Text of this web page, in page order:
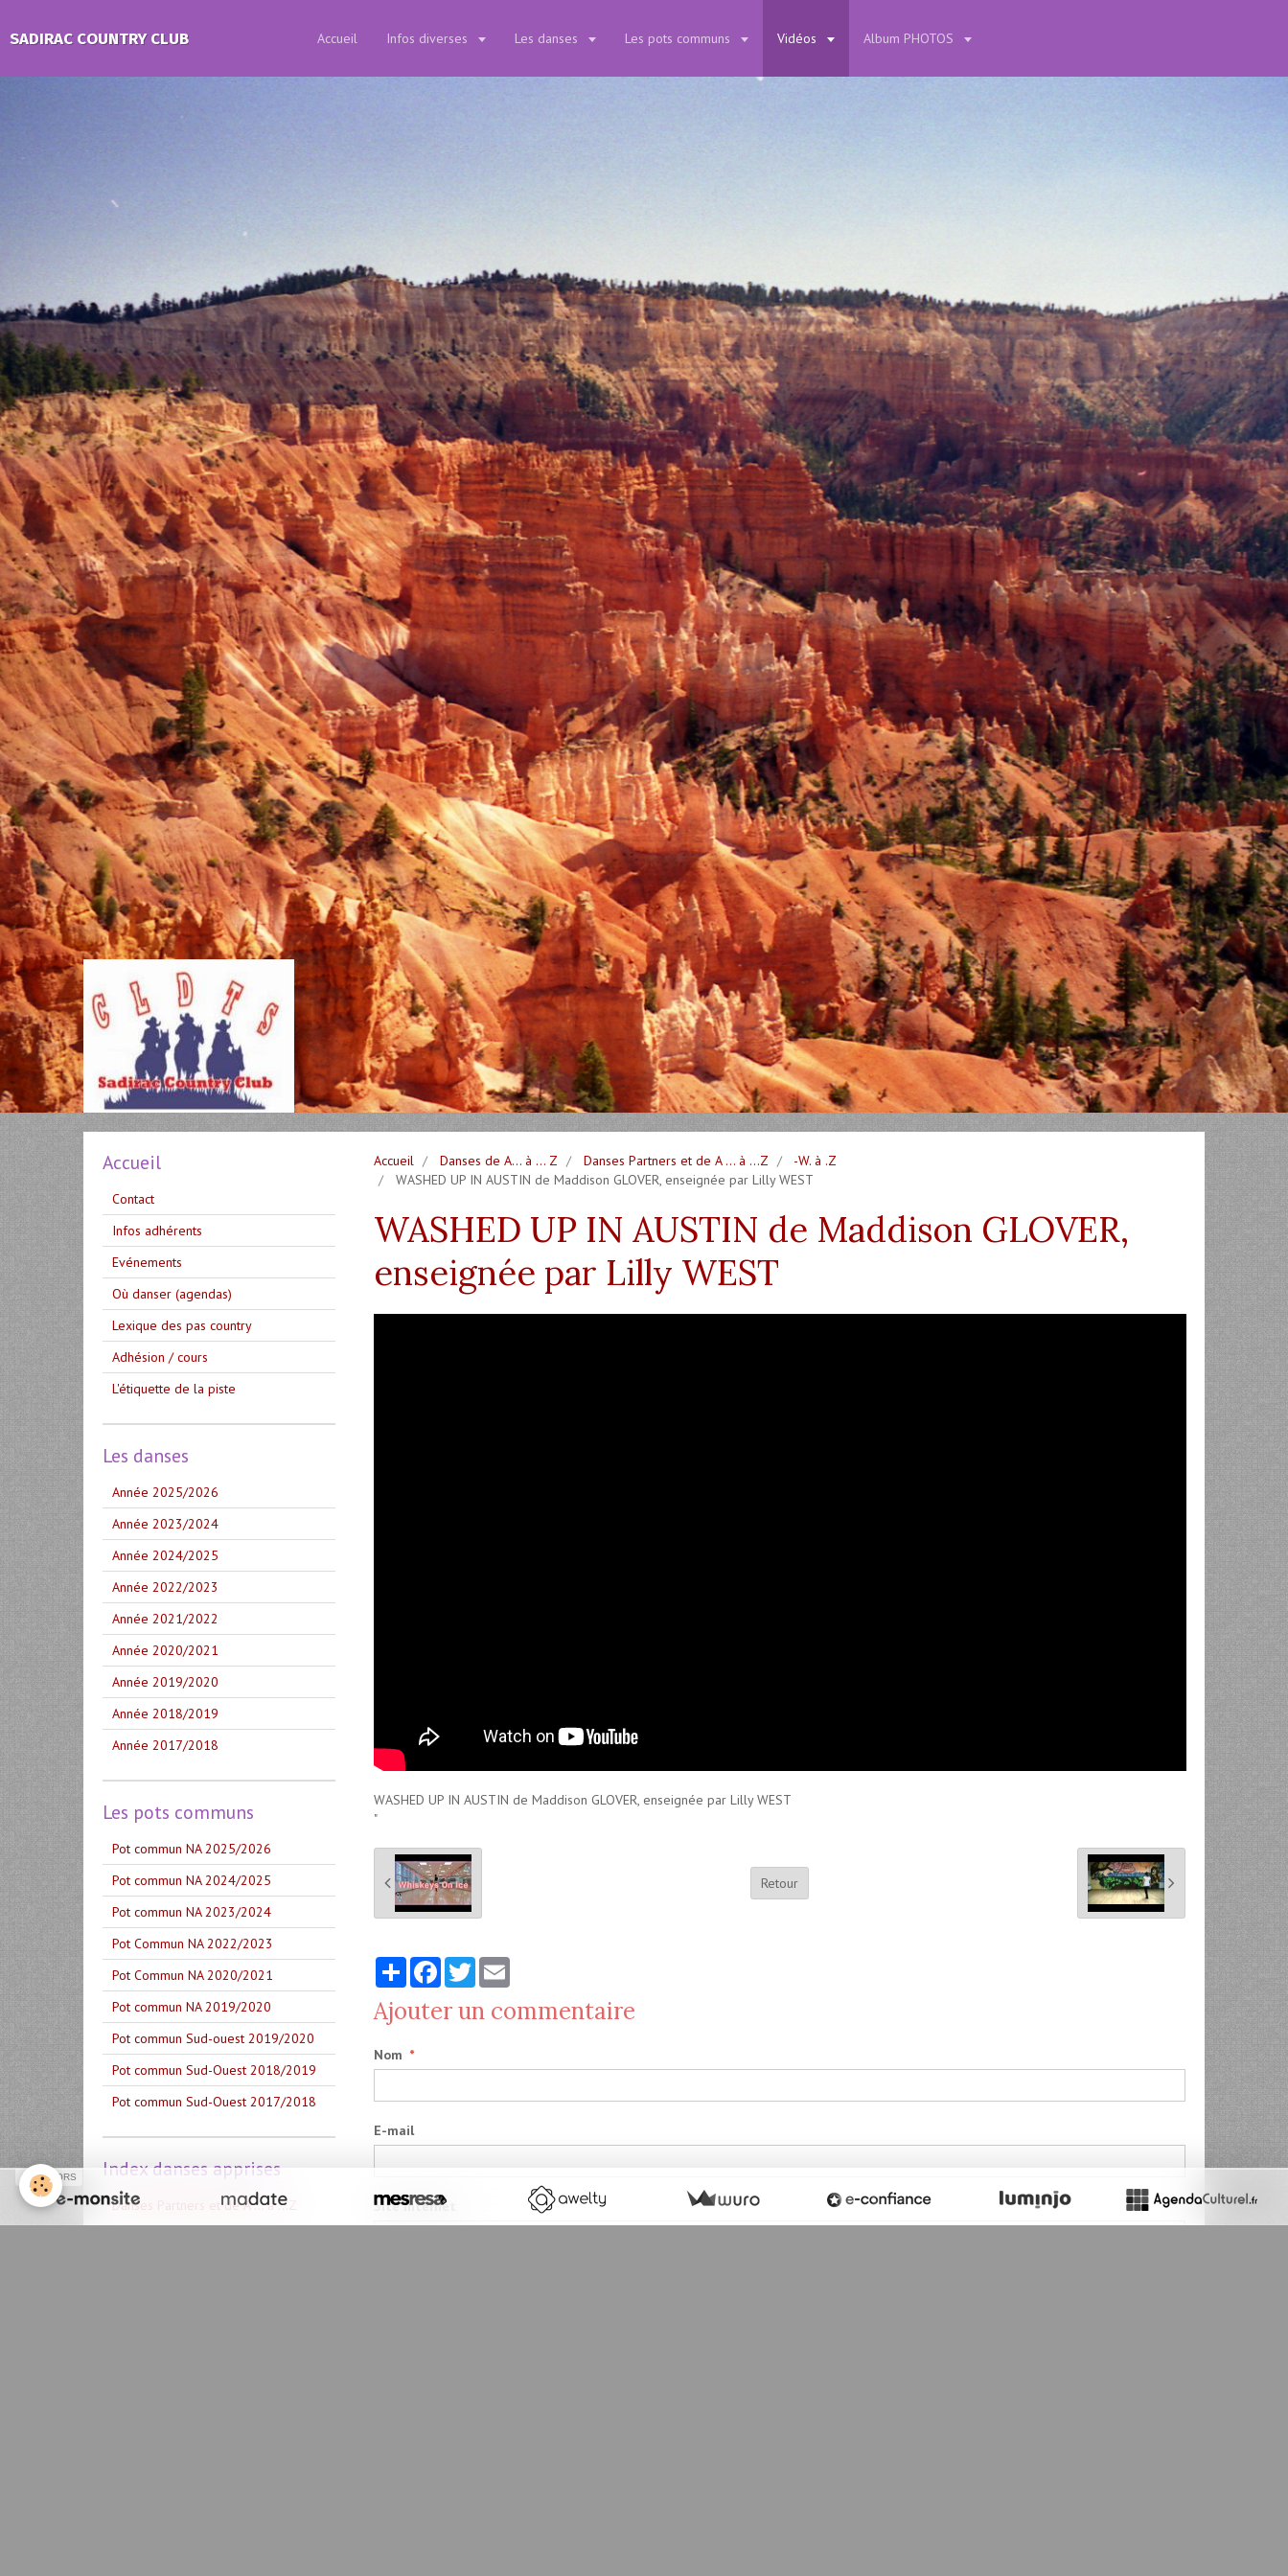
SADIRAC COUNTRY CLUB Accueil Infos diverses Les danses Les pots communs Vidéos Album PHOTOS
Accueil Danses de A... à ... Z Danses Partners et de A ... à ...Z
-W. à .Z
WASHED UP IN AUSTIN de Maddison GLOVER, enseignée par Lilly WEST
WASHED UP IN AUSTIN de Maddison GLOVER,
enseignée par Lilly WEST
WASHED UP IN AUSTIN de Maddison GLOVER, enseignée par Lilly WEST
"
Retour
PartagerFacebook
TwitterEmail
Ajouter un commentaire
Nom
E-mail
Site Internet
Accueil
Contact
Infos adhérents
Evénements
Où danser (agendas)
Lexique des pas country
Adhésion / cours
L'étiquette de la piste
Les danses
Année 2025/2026
Année 2023/2024
Année 2024/2025
Année 2022/2023
Année 2021/2022
Année 2020/2021
Année 2019/2020
Année 2018/2019
Année 2017/2018
Les pots communs
Pot commun NA 2025/2026
Pot commun NA 2024/2025
Pot commun NA 2023/2024
Pot Commun NA 2022/2023
Pot Commun NA 2020/2021
Pot commun NA 2019/2020
Pot commun Sud-ouest 2019/2020
Pot commun Sud-Ouest 2018/2019
Pot commun Sud-Ouest 2017/2018
Index danses apprises
Danses Partners et de A ... à ...Z
SPONSORS